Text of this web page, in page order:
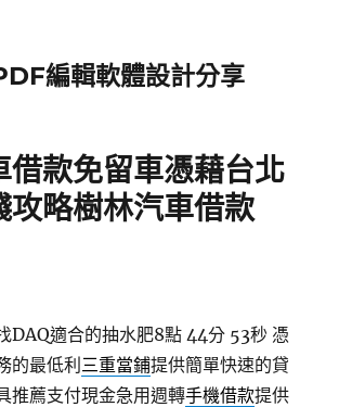
編輯軟體設計分享
借款免留車憑藉台北
攻略樹林汽車借款
DAQ適合的抽水肥8點 44分 53秒 憑
的最低利 三重當鋪提供簡單快速的貸
推薦支付現金急用週轉手機借款提供